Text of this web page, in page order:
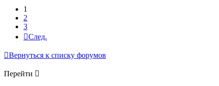
1
2
3
След.
Вернуться к списку форумов
Перейти